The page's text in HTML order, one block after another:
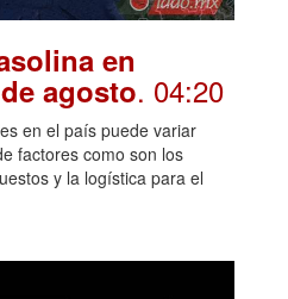
en
agosto. 04:20
en el país puede variar
factores como son los
y la logística para el